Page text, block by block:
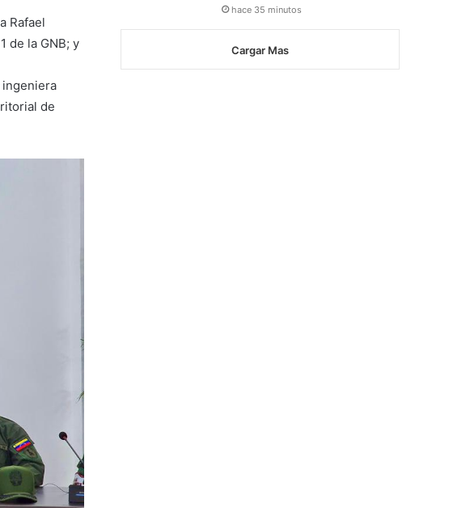
Rafael
de la GNB; y
ingeniera
de
hace 35 minutos
Cargar Mas